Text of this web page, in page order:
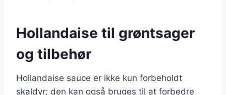
Hollandaise til grøntsager
og tilbehør
Hollandaise sauce er ikke kun forbeholdt
skaldyr; den kan også bruges til at forbedre